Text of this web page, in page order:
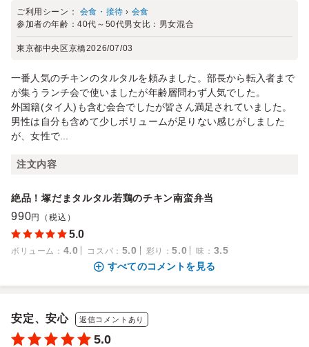
ご利用シーン： 会食・接待 › 会食
参加者の年齢：40代～50代男女比： 男女混合
東京都中央区京橋2026/07/03
一番人気のチキンのタルタルを頼みました。部長から転入者まで
が集うランチ会で使いましたが年齢層問わず人気でした。
外国籍(タイ人)も含む会合でしたが皆さん満足されていました。
男性は自分も含めて少しボリュームが足りない感じがしました
が、女性で...
注文内容
絶品！塚だまタルタル若鶏のチキン南蛮弁当
990円（税込）
5.0
ボリューム ： 4.0 コスパ ： 5.0 彩り ：5.0 味 ： 3.5
すべてのコメントを見る
安定、安心 返信コメントあり
5.0